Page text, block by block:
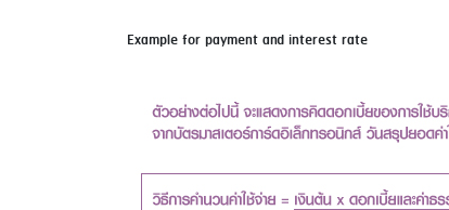
Example for payment and interest rate